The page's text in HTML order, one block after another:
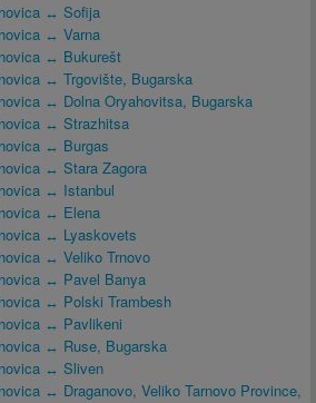
↔ Sofija
↔ Varna
↔ Bukurešt
↔ Trgovište, Bugarska
↔ Dolna Oryahovitsa, Bugarska
↔ Strazhitsa
↔ Burgas
↔ Stara Zagora
↔ Istanbul
↔ Elena
↔ Lyaskovets
↔ Veliko Trnovo
↔ Pavel Banya
↔ Polski Trambesh
↔ Pavlikeni
↔ Ruse, Bugarska
↔ Sliven
↔ Draganovo, Veliko Tarnovo Province,